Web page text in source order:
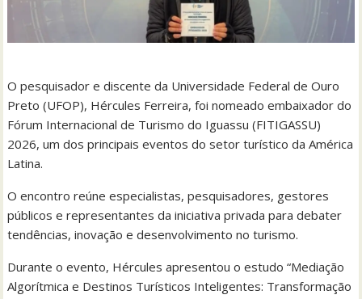
O pesquisador e discente da Universidade Federal de Ouro
Preto (UFOP), Hércules Ferreira, foi nomeado embaixador do
Fórum Internacional de Turismo do Iguassu (FITIGASSU)
2026, um dos principais eventos do setor turístico da América
Latina.
O encontro reúne especialistas, pesquisadores, gestores
públicos e representantes da iniciativa privada para debater
tendências, inovação e desenvolvimento no turismo.
Durante o evento, Hércules apresentou o estudo “Mediação
Algorítmica e Destinos Turísticos Inteligentes: Transformação